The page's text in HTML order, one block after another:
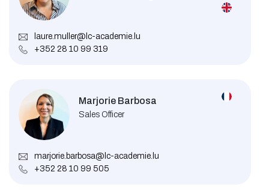
laure.muller@lc-academie.lu
+352 28 10 99 319
Marjorie Barbosa
Sales Officer
marjorie.barbosa@lc-academie.lu
+352 28 10 99 505